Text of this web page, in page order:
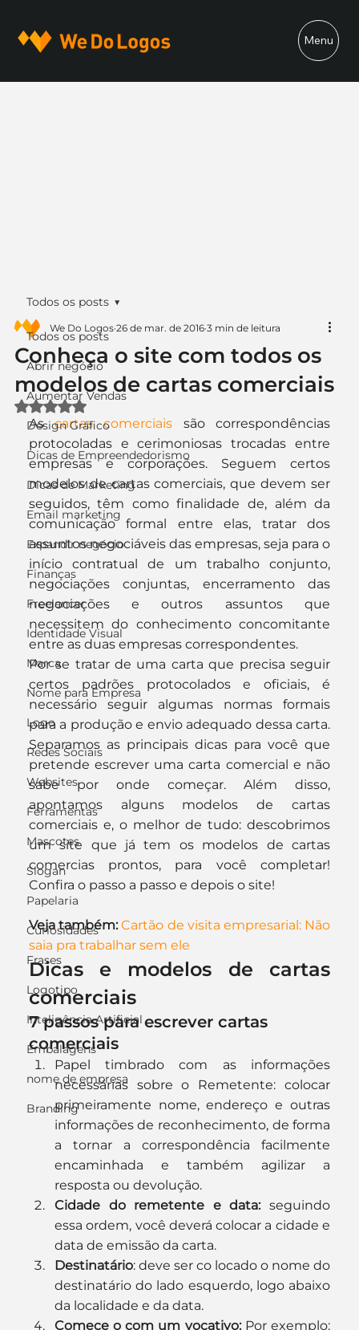
Menu
Todos os posts
Abrir negócio
Aumentar Vendas
Design Gráfico
Dicas de Empreendedorismo
Dicas de Marketing
Email marketing
Expandir negócio
Finanças
Freelancer
Identidade Visual
Marca
Nome para Empresa
Logo
Redes Sociais
Websites
Ferramentas
Mascotes
Slogan
Papelaria
Curiosidades
Frases
Logotipo
Inteligência Artificial
Embalagens
nome de empresa
Branding
Todos os posts
Conheça o site com todos os
modelos de cartas comerciais
We Do Logos 26 de mar. de 2016 3 min de leitura
Avaliado com NaN de 5 estrelas.
As cartas comerciais são correspondências
protocoladas e cerimoniosas trocadas entre
empresas e corporações. Seguem certos
modelos de cartas comerciais, que devem ser
seguidos, têm como finalidade de, além da
comunicação formal entre elas, tratar dos
assuntos negociáveis das empresas, seja para o
início contratual de um trabalho conjunto,
negociações conjuntas, encerramento das
negociações e outros assuntos que
necessitem do conhecimento concomitante
entre as duas empresas correspondentes.
Por se tratar de uma carta que precisa seguir
certos padrões protocolados e oficiais, é
necessário seguir algumas normas formais
para a produção e envio adequado dessa carta.
Separamos as principais dicas para você que
pretende escrever uma carta comercial e não
sabe por onde começar. Além disso,
apontamos alguns modelos de cartas
comerciais e, o melhor de tudo: descobrimos
um site que já tem os modelos de cartas
comercias prontos, para você completar!
Confira o passo a passo e depois o site!
Veja também: Cartão de visita empresarial: Não
saia pra trabalhar sem ele
Dicas e modelos de cartas
comerciais
7 passos para escrever cartas
comerciais
Papel timbrado com as informações
necessárias sobre o Remetente: colocar
primeiramente nome, endereço e outras
informações de reconhecimento, de forma
a tornar a correspondência facilmente
encaminhada e também agilizar a
resposta ou devolução.
Cidade do remetente e data: seguindo
essa ordem, você deverá colocar a cidade e
data de emissão da carta.
Destinatário: deve ser co locado o nome do
destinatário do lado esquerdo, logo abaixo
da localidade e da data.
Comece o com um vocativo: Por exemplo: